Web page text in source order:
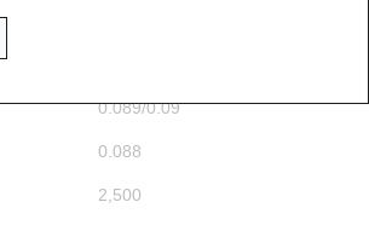
0.089/0.09
0.088
2,500